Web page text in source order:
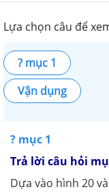
Lựa chọn câu để
? mục 1
Vận dụng
? mục 1
Trả lời câu hỏi
Dựa vào hình 20